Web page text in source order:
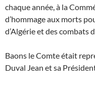
chaque année, à la
d’hommage aux morts
d’Algérie et des combats
Baons le Comte était
Duval Jean et sa